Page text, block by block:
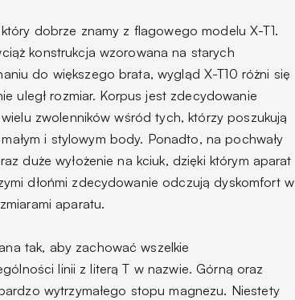
dobrze znamy z flagowego modelu X-T1.
konstrukcja wzorowana na starych
do większego brata, wygląd X-T10 różni się
uległ rozmiar. Korpus jest zdecydowanie
zwolenników wśród tych, którzy poszukują
i stylowym body. Ponadto, na pochwały
duże wyłożenie na kciuk, dzięki którym aparat
dłońmi zdecydowanie odczują dyskomfort w
aparatu.
tak, aby zachować wszelkie
linii z literą T w nazwie. Górną oraz
wytrzymałego stopu magnezu. Niestety